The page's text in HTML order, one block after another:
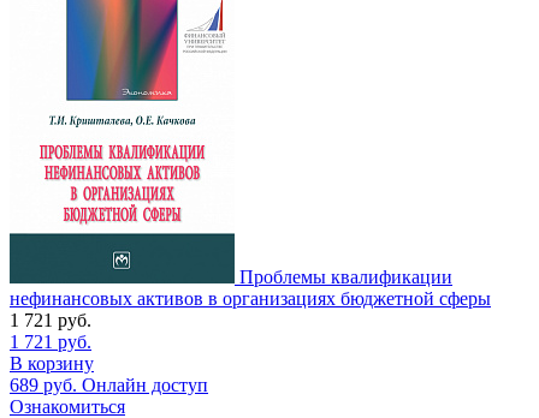
Проблемы квалификации
нефинансовых активов в организациях бюджетной сферы
1 721 руб.
1 721 руб.
В корзину
689 руб. Онлайн доступ
Ознакомиться